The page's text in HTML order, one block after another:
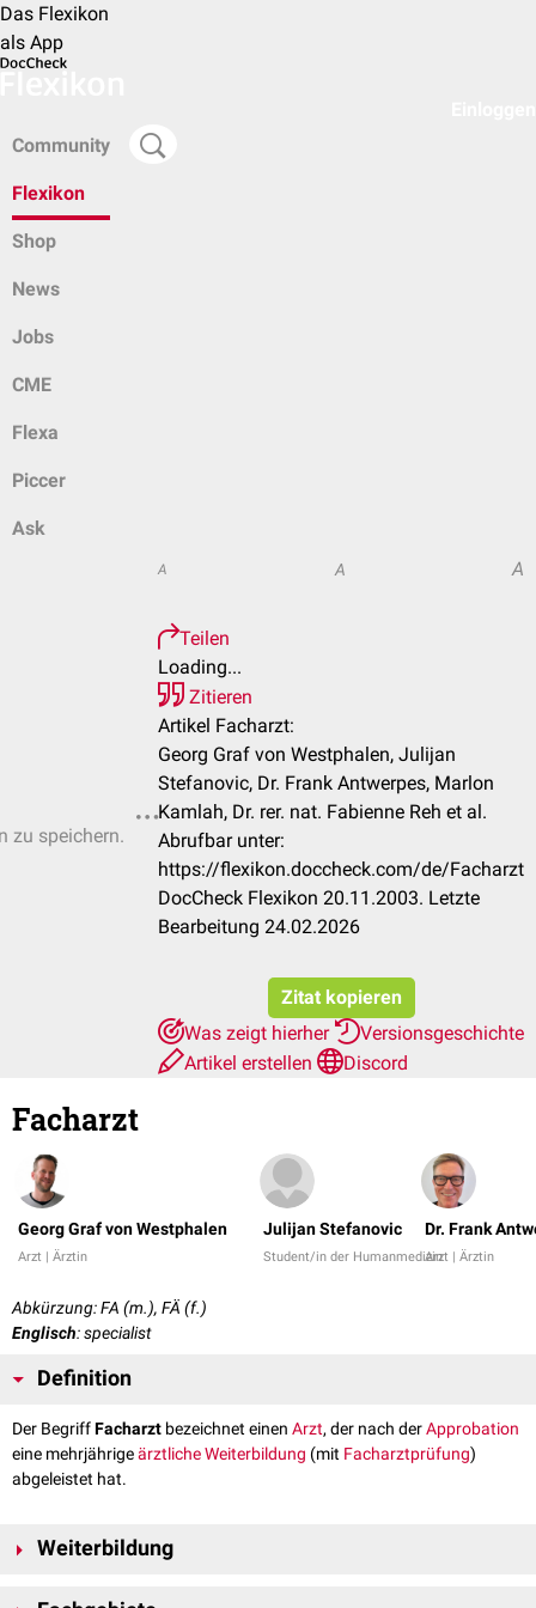
Das Flexikon
als App
Community
Flexikon
Shop
News
Jobs
CME
Flexa
Piccer
Ask
zu speichern.
A A A
Teilen
Loading...
Zitieren
Artikel Facharzt:
Georg Graf von Westphalen, Julijan
Stefanovic, Dr. Frank Antwerpes, Marlon
Kamlah, Dr. rer. nat. Fabienne Reh et al.
Abrufbar unter:
https://flexikon.doccheck.com/de/Facharzt
DocCheck Flexikon 20.11.2003. Letzte
Bearbeitung 24.02.2026
Zitat kopieren
Was zeigt hierher
Versionsgeschichte
Artikel erstellen
Discord
Facharzt
Georg Graf von Westphalen
Arzt | Ärztin
Julijan Stefanovic
Student/in der Humanmedizin
Dr. Frank
Arzt | Ärztin
Abkürzung: FA (m.), FÄ (f.)
Englisch: specialist
Definition
Der BegriffFacharzt bezeichnet einen Arzt, der nach derApprobation
eine mehrjährigeärztliche Weiterbildung (mit Facharztprüfung)
abgeleistet hat.
Weiterbildung